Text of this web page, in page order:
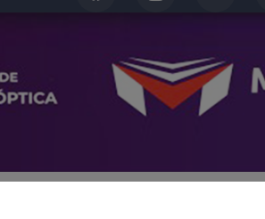
SENTINELA CARMELITANO - TODOS OS
de navegação. Ao